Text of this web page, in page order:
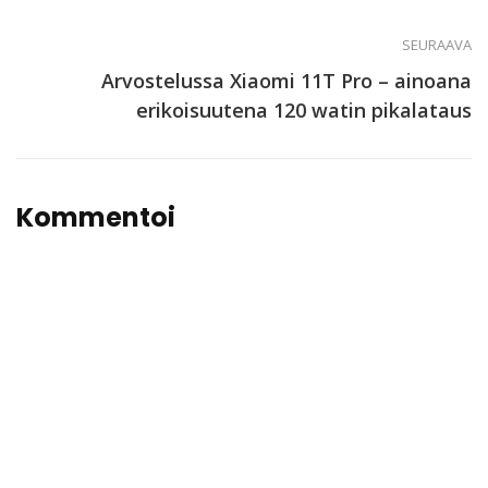
SEURAAVA
Arvostelussa Xiaomi 11T Pro – ainoana
erikoisuutena 120 watin pikalataus
Kommentoi